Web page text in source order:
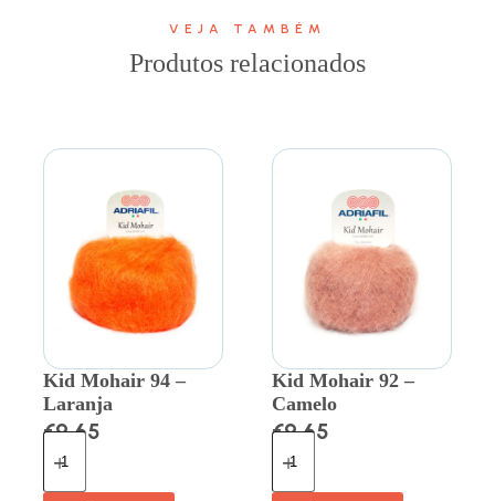
VEJA TAMBÉM
Produtos relacionados
Kid Mohair 94 –
Laranja
€9.65
Kid Mohair 92 –
Camelo
€9.65